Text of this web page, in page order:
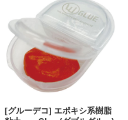
[グルーデコ] エポキシ系樹脂